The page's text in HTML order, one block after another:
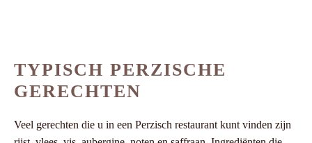
TYPISCH PERZISCHE
GERECHTEN
Veel gerechten die u in een Perzisch restaurant kunt vinden zijn